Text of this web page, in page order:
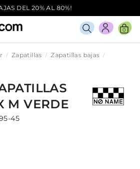
DEL 20% AL 80%!
0
Zapatillas
Zapatillas bajas
MVERDE
45